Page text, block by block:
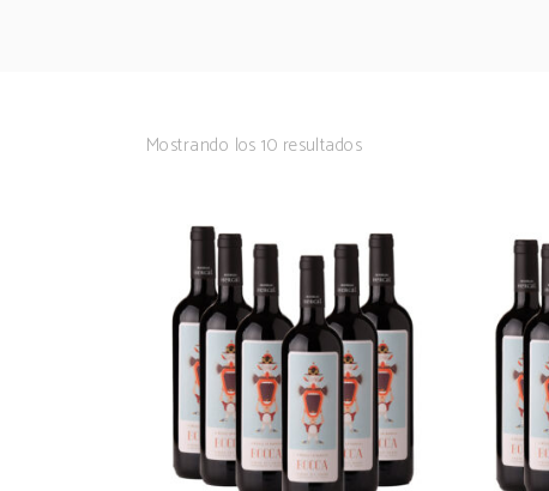
Mostrando los 10 resultados